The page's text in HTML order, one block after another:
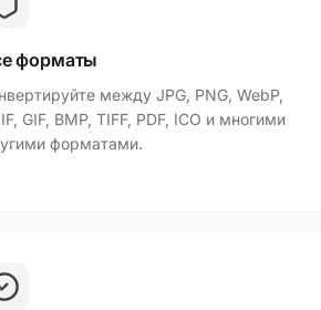
форматы
между JPG, PNG, WebP,
GIF, BMP, TIFF, PDF, ICO и многими
форматами.